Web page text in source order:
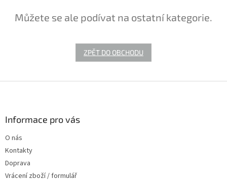
Můžete se ale podívat na ostatní kategorie.
ZPĚT DO OBCHODU
Informace pro vás
O nás
Kontakty
Doprava
Vrácení zboží / formulář